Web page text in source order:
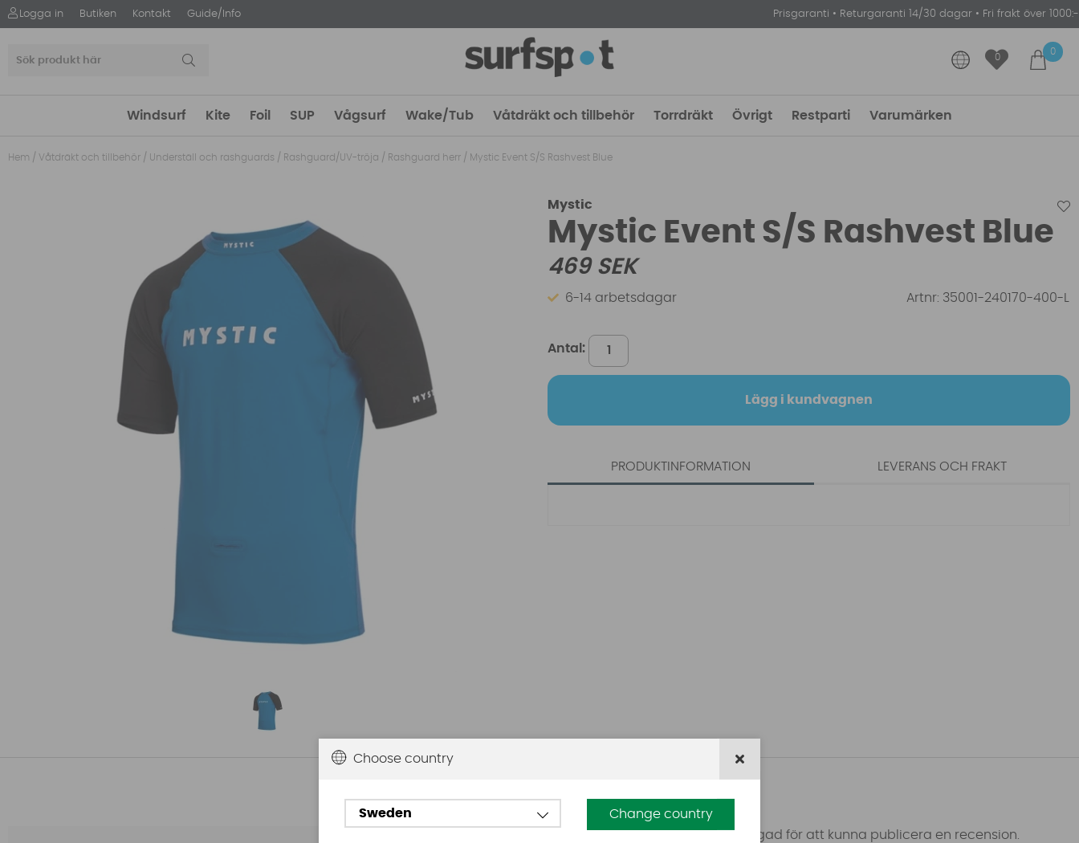
Logga in Butiken Kontakt Guide/Info Prisgaranti • Returgaranti 14/30 dagar • Fri frakt över 1000:-
0
0
Windsurf Kite Foil SUP Vågsurf Wake/Tub Våtdräkt och tillbehör Torrdräkt Övrigt Restparti Varumärken
Hem / Våtdräkt och tillbehör / Underställ och rashguards / Rashguard/UV-tröja / Rashguard herr / Mystic Event S/S Rashvest Blue
Mystic
Mystic Event S/S Rashvest Blue
469SEK
6-14 arbetsdagar Artnr: 35001-240170-400-L
Antal:
Lägg i kundvagnen
PRODUKTINFORMATION LEVERANS OCH FRAKT
Den här produkten har inga recensioner. Du måste vara inloggad för att kunna publicera en recension.
Choose country
Sweden Change country